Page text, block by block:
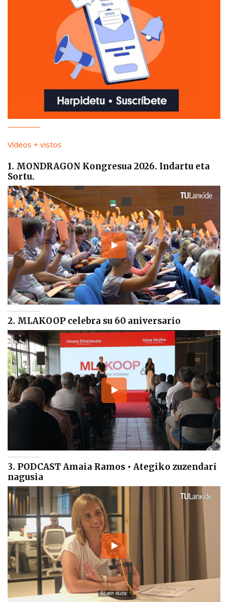
Vídeos + vistos
1. MONDRAGON Kongresua 2026. Indartu eta
Sortu.
2. MLAKOOP celebra su 60 aniversario
3. PODCAST Amaia Ramos • Ategiko zuzendari
nagusia